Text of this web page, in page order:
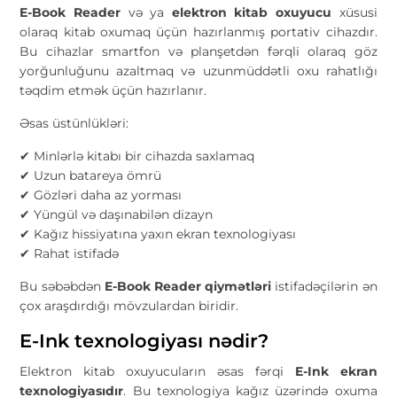
E-Book Reader və ya elektron kitab oxuyucu xüsusi
olaraq kitab oxumaq üçün hazırlanmış portativ cihazdır.
Bu cihazlar smartfon və planşetdən fərqli olaraq göz
yorğunluğunu azaltmaq və uzunmüddətli oxu rahatlığı
təqdim etmək üçün hazırlanır.
Əsas üstünlükləri:
✔ Minlərlə kitabı bir cihazda saxlamaq
✔ Uzun batareya ömrü
✔ Gözləri daha az yorması
✔ Yüngül və daşınabilən dizayn
✔ Kağız hissiyatına yaxın ekran texnologiyası
✔ Rahat istifadə
Bu səbəbdən E-Book Reader qiymətləri istifadəçilərin ən
çox araşdırdığı mövzulardan biridir.
E-Ink texnologiyası nədir?
Elektron kitab oxuyucuların əsas fərqi E-Ink ekran
texnologiyasıdır. Bu texnologiya kağız üzərində oxuma